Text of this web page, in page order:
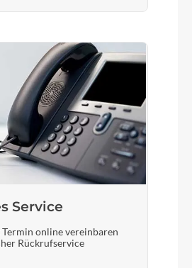
Service
online vereinbaren
Rückrufservice